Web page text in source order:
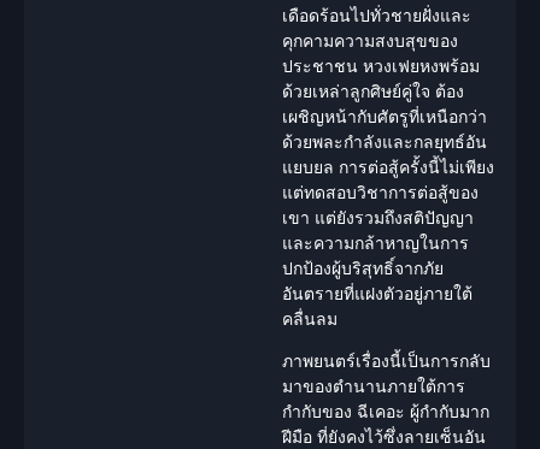
เดือดร้อนไปทั่วชายฝั่งและ
คุกคามความสงบสุขของ
ประชาชน หวงเฟยหงพร้อม
ด้วยเหล่าลูกศิษย์คู่ใจ ต้อง
เผชิญหน้ากับศัตรูที่เหนือกว่า
ด้วยพละกำลังและกลยุทธ์อัน
แยบยล การต่อสู้ครั้งนี้ไม่เพียง
แต่ทดสอบวิชาการต่อสู้ของ
เขา แต่ยังรวมถึงสติปัญญา
และความกล้าหาญในการ
ปกป้องผู้บริสุทธิ์จากภัย
อันตรายที่แฝงตัวอยู่ภายใต้
คลื่นลม
ภาพยนตร์เรื่องนี้เป็นการกลับ
มาของตำนานภายใต้การ
กำกับของ ฉีเคอะ ผู้กำกับมาก
ฝีมือ ที่ยังคงไว้ซึ่งลายเซ็นอัน